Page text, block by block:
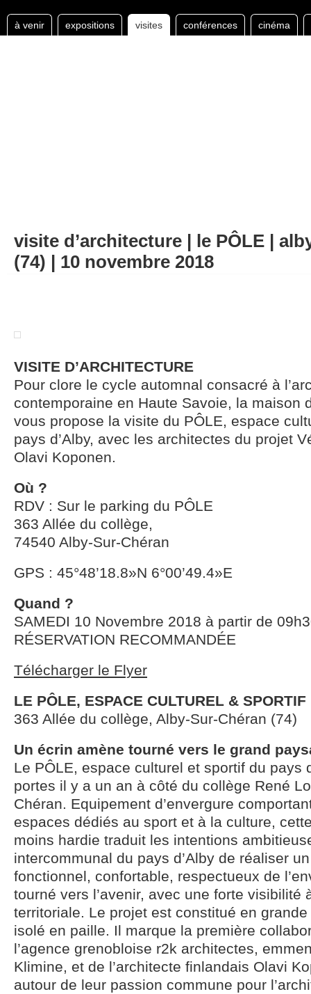
à venir expositions visites conférences cinéma
visite d’architecture | le PÔLE |
(74) | 10 novembre 2018
VISITE D’ARCHITECTURE
Pour clore le cycle automnal consacré à
contemporaine en Haute Savoie, la maison
vous propose la visite du PÔLE, espace
pays d’Alby, avec les architectes du projet
Olavi Koponen.
Où ?
RDV : Sur le parking du PÔLE
363 Allée du collège,
74540 Alby-Sur-Chéran
GPS : 45°48’18.8»N 6°00’49.4»E
Quand ?
SAMEDI 10 Novembre 2018 à partir de
RÉSERVATION RECOMMANDÉE
Télécharger le Flyer
LE PÔLE, ESPACE CULTUREL & SPORTIF
363 Allée du collège, Alby-Sur-Chéran (74)
Un écrin amène tourné vers le grand
Le PÔLE, espace culturel et sportif du pays
portes il y a un an à côté du collège René
Chéran. Equipement d’envergure
espaces dédiés au sport et à la culture,
moins hardie traduit les intentions
intercommunal du pays d’Alby de réaliser
fonctionnel, confortable, respectueux de
tourné vers l’avenir, avec une forte visibilité
territoriale. Le projet est constitué en
isolé en paille. Il marque la première
l’agence grenobloise r2k architectes,
Klimine, et de l’architecte finlandais Olavi
autour de leur passion commune pour